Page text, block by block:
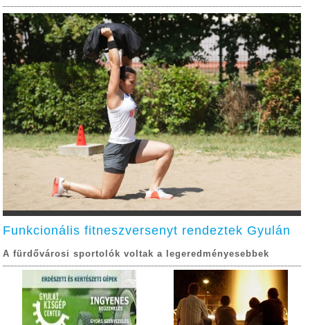
Funkcionális fitneszversenyt rendeztek Gyulán
A fürdővárosi sportolók voltak a legeredményesebbek